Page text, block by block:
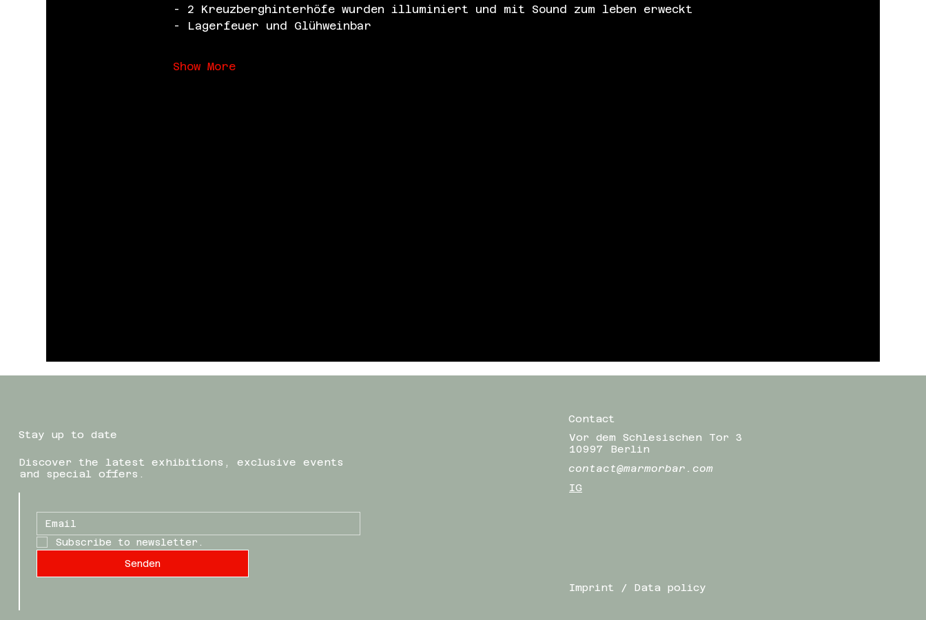
- 2 Kreuzberghinterhöfe wurden illuminiert und mit Sound zum leben erweckt
- Lagerfeuer und Glühweinbar
Show More
Stay up to date
Discover the latest exhibitions, exclusive events
and special offers.
Subscribe to newsletter.
Senden
Contact
Vor dem Schlesischen Tor 3
10997 Berlin
contact@marmorbar.com
IG
Imprint / Data policy